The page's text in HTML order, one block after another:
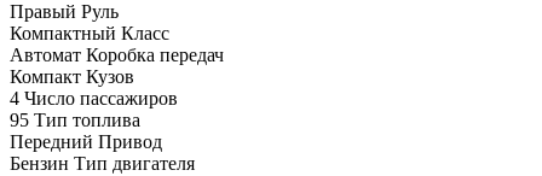
Правый Руль
Компактный Класс
Автомат Коробка передач
Компакт Кузов
4 Число пассажиров
95 Тип топлива
Передний Привод
Бензин Тип двигателя